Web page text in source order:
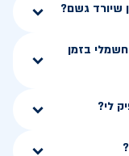
שיורד גשם?
בזמן
לי?